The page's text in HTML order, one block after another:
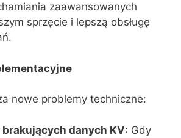
zaawansowanych
sprzęcie i lepszą obsługę
nowe problemy techniczne:
brakujących danych KV: Gdy